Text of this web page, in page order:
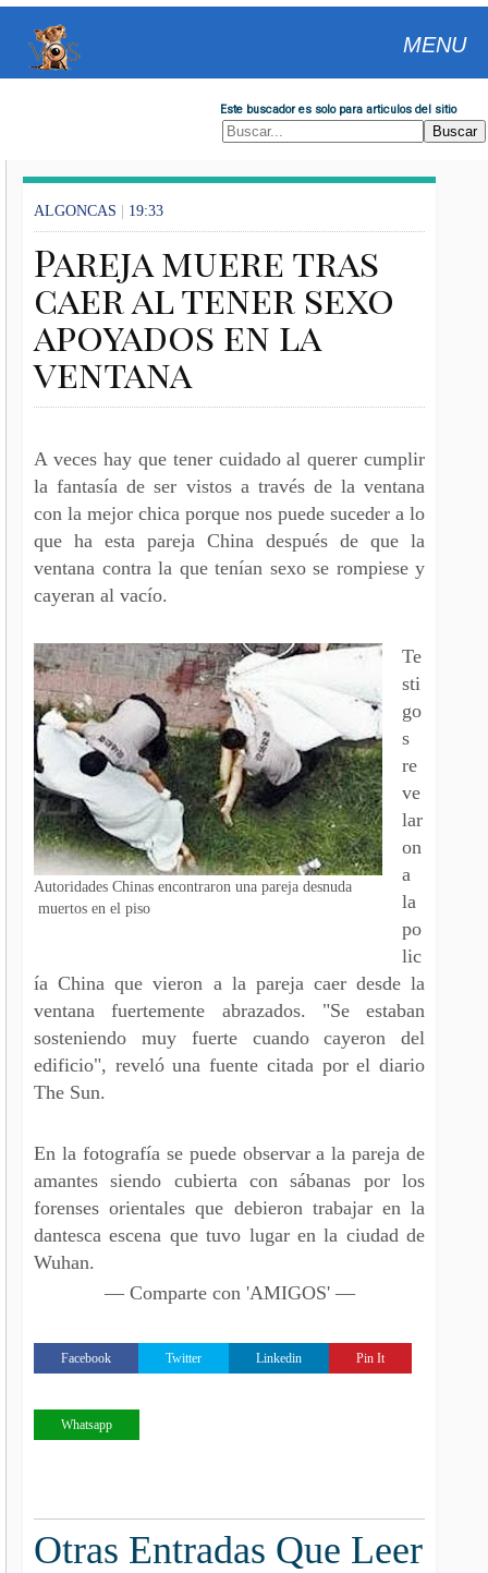
MENU
Este buscador es solo para articulos del sitio
ALGONCAS | 19:33
Pareja muere tras
caer al tener sexo
apoyados en la
ventana
A veces hay que tener cuidado al querer cumplir
la fantasía de ser vistos a través de la ventana
con la mejor chica porque nos puede suceder a lo
que ha esta pareja China después de que la
ventana contra la que tenían sexo se rompiese y
cayeran al vacío.
Autoridades Chinas encontraron una pareja desnuda
muertos en el piso
Te
sti
go
s
re
ve
lar
on
a
la
po
lic
ía China que vieron a la pareja caer desde la
ventana fuertemente abrazados. "Se estaban
sosteniendo muy fuerte cuando cayeron del
edificio", reveló una fuente citada por el diario
The Sun.
En la fotografía se puede observar a la pareja de
amantes siendo cubierta con sábanas por los
forenses orientales que debieron trabajar en la
dantesca escena que tuvo lugar en la ciudad de
Wuhan.
— Comparte con 'AMIGOS' —
Facebook Twitter Linkedin Pin It
Whatsapp
Otras Entradas Que Leer